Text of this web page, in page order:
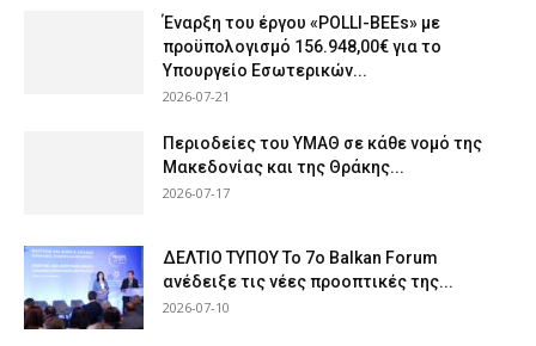
Έναρξη του έργου «POLLI-BEEs» με
προϋπολογισμό 156.948,00€ για το
Υπουργείο Εσωτερικών...
2026-07-21
Περιοδείες του ΥΜΑΘ σε κάθε νομό της
Μακεδονίας και της Θράκης...
2026-07-17
ΔΕΛΤΙΟ ΤΥΠΟΥ Το 7ο Balkan Forum
ανέδειξε τις νέες προοπτικές της...
2026-07-10